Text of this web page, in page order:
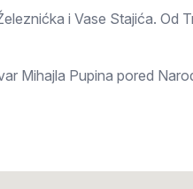
i Vase Stajića. Od
Mihajla Pupina pored